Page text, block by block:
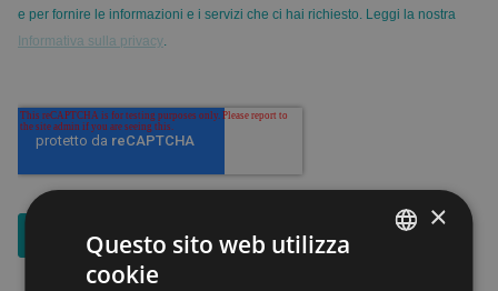
×
Questo sito web utilizza
cookie